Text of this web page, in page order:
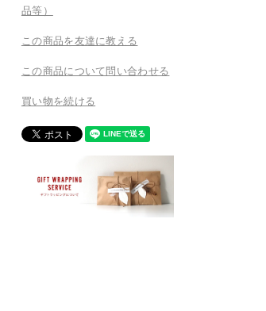
品等）
この商品を友達に教える
この商品について問い合わせる
買い物を続ける